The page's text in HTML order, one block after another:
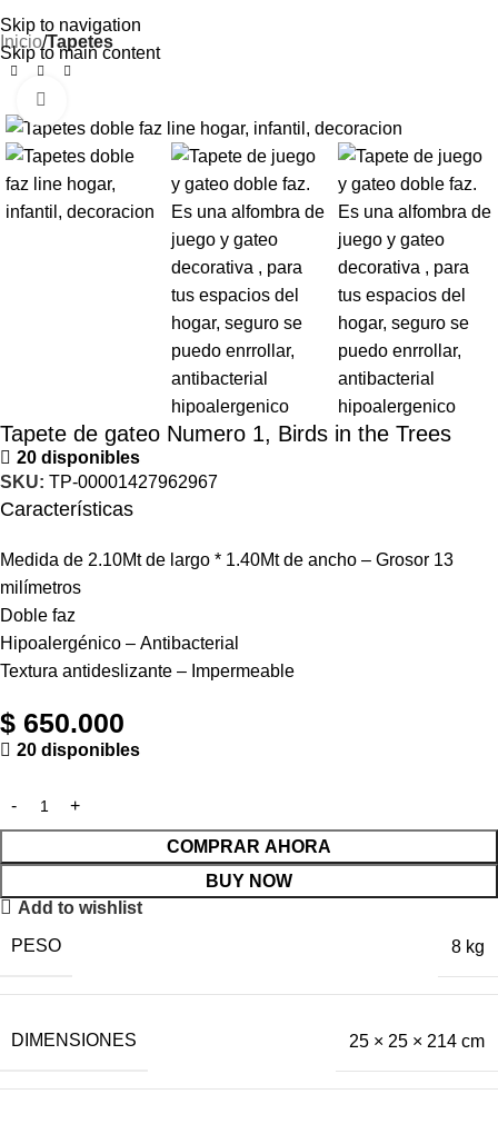
Skip to navigation
Skip to main content
“Tu bebé merece un espacio
Inicio Tapetes
Tapete de gateo Numero 1, Birds in the Trees
20 disponibles
SKU: TP-00001427962967
Características
Medida de 2.10Mt de largo * 1.40Mt de ancho – Grosor 13
milímetros
Doble faz
Hipoalergénico – Antibacterial
Textura antideslizante – Impermeable
$ 650.000
20 disponibles
COMPRAR AHORA
BUY NOW
Add to wishlist
PESO 8 kg
DIMENSIONES 25 × 25 × 214 cm